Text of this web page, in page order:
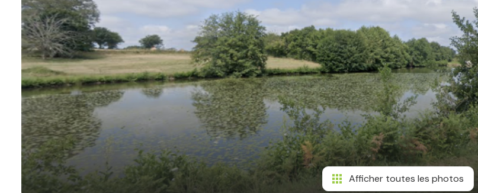
Afficher toutes les photos